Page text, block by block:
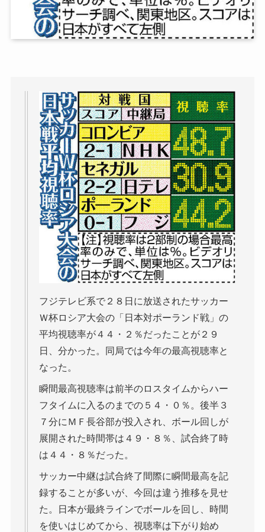
フジテレビ系で２８日に放送されたサッカー
Ｗ杯ロシア大会の「日本対ポーランド戦」の
平均視聴率が４４・２％だったことが２９
日、分かった。同局では今年の最高視聴率と
なった。
瞬間最高視聴率は前半のロスタイムからハー
フタイムに入るのまでの５４・０％。後半３
７分にＭＦ長谷部が投入され、ボール回しが
展開された時間帯は４９・８％、試合終了時
は４４・８％だった。
サッカー中継は試合終了間際に瞬間最高を記
録することが多いが、今回は違う推移を見せ
た。日本が最終ラインでボールを回し、時間
を使いはじめてから、視聴率は下がり始め